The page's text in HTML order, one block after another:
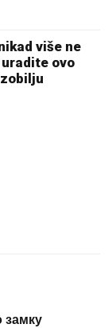
više ne
ovo
замку